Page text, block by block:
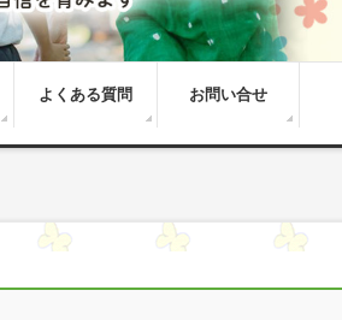
よくある質問 お問い合せ